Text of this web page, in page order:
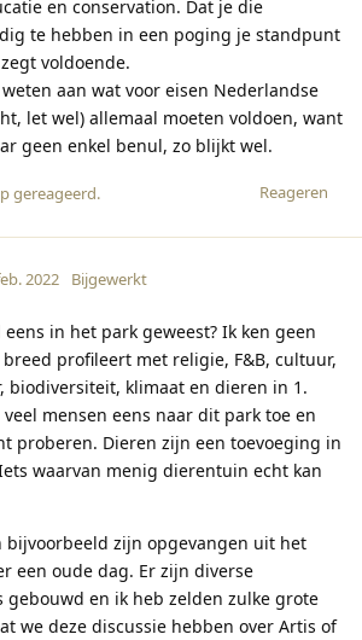
en conservation. Dat je die
te hebben in een poging je standpunt
voldoende.
weten aan wat voor eisen Nederlandse
let wel) allemaal moeten voldoen, want
geen enkel benul, zo blijkt wel.
Reageren
gereageerd.
2022 Bijgewerkt
in het park geweest? Ik ken geen
profileert met religie, F&B, cultuur,
biodiversiteit, klimaat en dieren in 1.
mensen eens naar dit park toe en
proberen. Dieren zijn een toevoeging in
waarvan menig dierentuin echt kan
bijvoorbeeld zijn opgevangen uit het
een oude dag. Er zijn diverse
gebouwd en ik heb zelden zulke grote
we deze discussie hebben over Artis of